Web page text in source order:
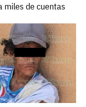
miles de cuentas